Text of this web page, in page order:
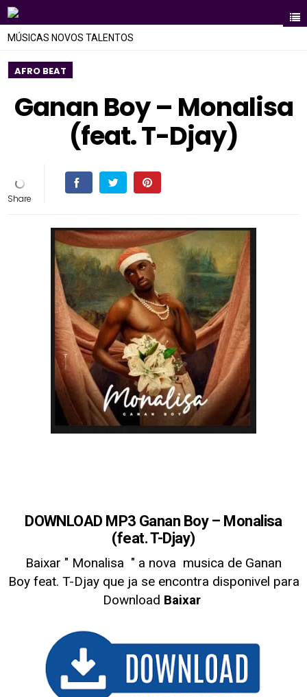
MÚSICAS NOVOS TALENTOS
AFRO BEAT
Ganan Boy – Monalisa
(feat. T-Djay)
DOWNLOAD MP3 Ganan Boy – Monalisa
(feat. T-Djay)
Baixar " Monalisa " a nova musica de Ganan
Boy feat. T-Djayque ja se encontra disponivel para
Download Baixar